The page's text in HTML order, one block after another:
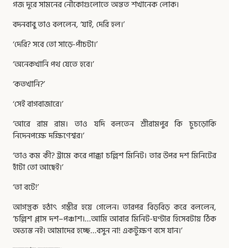
গজ দূরে সামনের নৌকোগুলোতে অন্তত শখানেক লোক।
বদনবাবু তাও বললেন, ‘যাই, দেরি হল।’
‘দেরি? সবে তো সাড়ে-পাঁচটা।’
‘অনেকখানি পথ যেতে হবে।’
‘কতখানি?’
‘সেই বাগবাজারে।’
‘আরে রাম রাম। তাও যদি বলতেন শ্রীরামপুর কি চুচড়োকি
নিদেনপক্ষে দক্ষিণেশ্বর।’
‘তাও কম কী? ট্রামে করে পাক্কা চল্লিশ মিনিট। তার উপর দশ মিনিটের
হাঁটা তো আছেই।’
‘তা বটে!’
আগন্তুক হঠাৎ গম্ভীর হয়ে গেলেন। তারপর বিড়বিড় করে বললেন,
‘চল্লিশ প্লাস দশ–পঞ্চাশ।…আমি আবার মিনিট-ঘণ্টার হিসেবটায় ঠিক
অভ্যস্ত নই। আমাদের হচ্ছে…বসুন না! একটুক্ষণ বসে যান।’